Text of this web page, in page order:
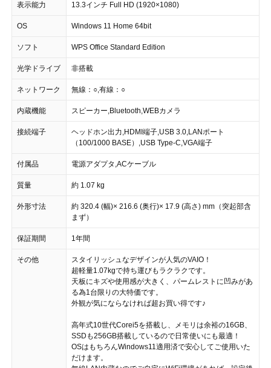
表示能力 13.3インチ Full HD (1920×1080)
OS Windows 11 Home 64bit
ソフト WPS Office Standard Edition
光学ドライブ 非搭載
ネットワーク 無線：○,有線：○
内蔵機能 スピーカー,Bluetooth,WEBカメラ
接続端子
ヘッドホン出力,HDMI端子,USB 3.0,LANポート
（100/1000 BASE）,USB Type-C,VGA端子
付属品 電源アダプタ,ACケーブル
質量 約 1.07 kg
外形寸法
約 320.4 (幅)× 216.6 (奥行)× 17.9 (高さ) mm（突起部含
まず）
保証期間 1年間
その他
スタイリッシュなデザインが人気のVAIO！
超軽量1.07kgで持ち運びもラクラクです。
天板にキズや使用感が大きく、パームレストに凹みがあ
る為1台限りの大特価です。
外観が気にならなければ超お買い得です♪
高年式10世代Corei5を搭載し、メモリは余裕の16GB、
SSDも256GB搭載しているので日常使いにも最適！
OSはもちろんWindows11適用済で安心してご使用いた
だけます。